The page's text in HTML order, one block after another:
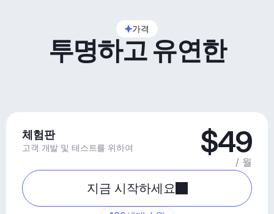
가격
투명하고 유연한
체험판
고객 개발 및 테스트를 위하여 $49
/ 월
지금 시작하세요